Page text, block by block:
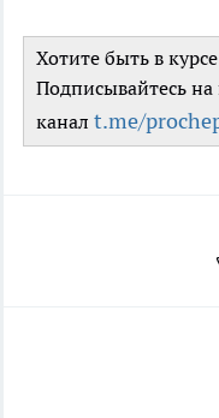
Хотите быть в
Подписывайтесь
канал t.me/